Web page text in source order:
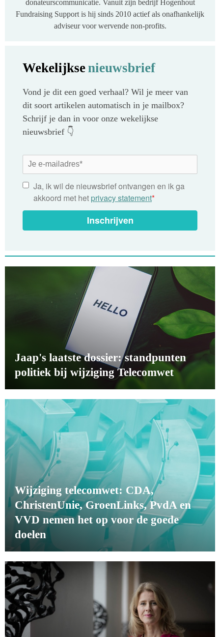
donateurscommunicatie. Vanuit zijn bedrijf Hogenhout
Fundraising Support is hij sinds 2010 actief als onafhankelijk
adviseur voor wervende non-profits.
Wekelijksenieuwsbrief
Vond je dit een goed verhaal? Wil je meer van
dit soort artikelen automatisch in je mailbox?
Schrijf je dan in voor onze wekelijkse
nieuwsbrief 👇
Ja, ik wil de nieuwsbrief ontvangen en ik ga
akkoord met het privacy statement*
Inschrijven
Jaap's laatste dossier: standpunten
politiek bij wijziging Telecomwet
Wijziging telecomwet: CDA,
ChristenUnie, GroenLinks, PvdA en
VVD nemen het op voor de goede
doelen